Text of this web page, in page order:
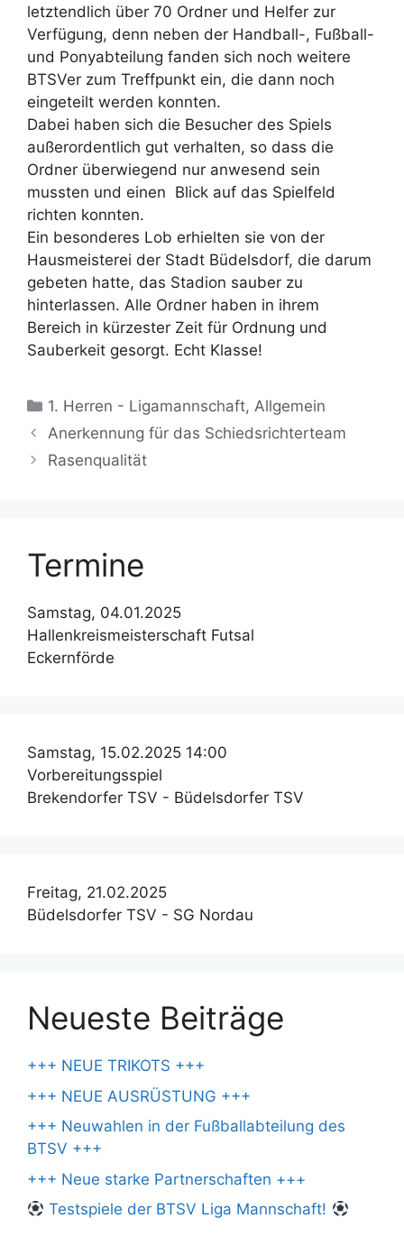
letztendlich über 70 Ordner und Helfer zur
Verfügung, denn neben der Handball-, Fußball-
und Ponyabteilung fanden sich noch weitere
BTSVer zum Treffpunkt ein, die dann noch
eingeteilt werden konnten.
Dabei haben sich die Besucher des Spiels
außerordentlich gut verhalten, so dass die
Ordner überwiegend nur anwesend sein
mussten und einen Blick auf das Spielfeld
richten konnten.
Ein besonderes Lob erhielten sie von der
Hausmeisterei der Stadt Büdelsdorf, die darum
gebeten hatte, das Stadion sauber zu
hinterlassen. Alle Ordner haben in ihrem
Bereich in kürzester Zeit für Ordnung und
Sauberkeit gesorgt. Echt Klasse!
Kategorien
1. Herren - Ligamannschaft,Allgemein
Anerkennung für das Schiedsrichterteam
Rasenqualität
Termine
Samstag, 04.01.2025
Hallenkreismeisterschaft Futsal
Eckernförde
Samstag, 15.02.2025 14:00
Vorbereitungsspiel
Brekendorfer TSV - Büdelsdorfer TSV
Freitag, 21.02.2025
Büdelsdorfer TSV - SG Nordau
Neueste Beiträge
+++ NEUE TRIKOTS +++
+++ NEUE AUSRÜSTUNG +++
+++ Neuwahlen in der Fußballabteilung des
BTSV +++
+++ Neue starke Partnerschaften +++
Testspiele der BTSV Liga Mannschaft!